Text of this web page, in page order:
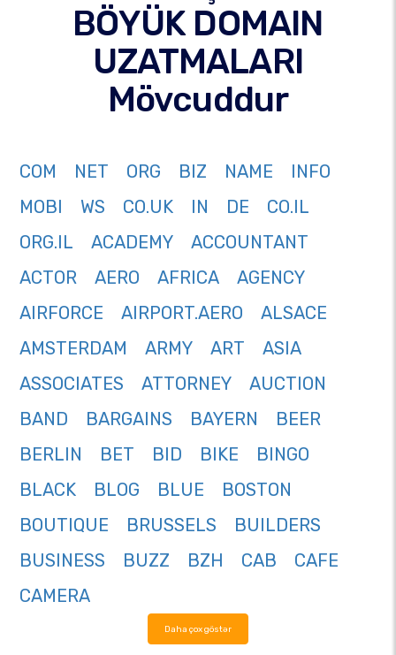
BÖYÜK DOMAIN
UZATMALARI
Mövcuddur
COM NET ORG BIZ NAME
INFO
MOBI
WS CO.UK IN DE
CO.IL
ORG.IL
ACADEMY
ACCOUNTANT
ACTOR
AERO AFRICA
AGENCY
AIRFORCE
AIRPORT.AERO
ALSACE
AMSTERDAM
ARMY ART
ASIA
ASSOCIATES
ATTORNEY
AUCTION
BAND
BARGAINS BAYERN
BEER
BERLIN
BET BID BIKE
BINGO
BLACK
BLOG BLUE
BOSTON
BOUTIQUE
BRUSSELS
BUILDERS
BUSINESS
BUZZ BZH CAB
CAFE
CAMERA
Daha çox göstər